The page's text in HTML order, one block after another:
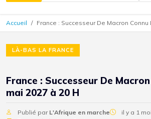
Accueil France : Successeur De Macron Connu
LÀ-BAS LA FRANCE
France : Successeur De
mai 2027 à 20 H
Publié par L'Afrique en marche il y a 1